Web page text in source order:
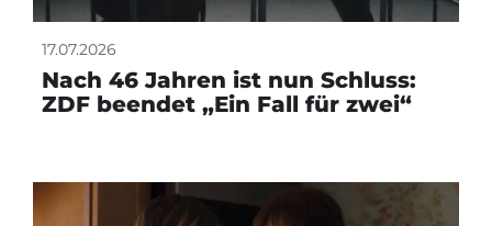
17.07.2026
Nach 46 Jahren ist nun Schluss:
ZDF beendet „Ein Fall für zwei“